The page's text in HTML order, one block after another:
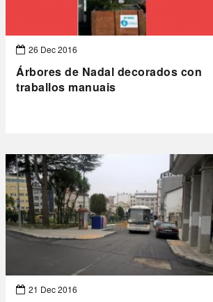
26 Dec 2016
Árbores de Nadal decorados con
traballos manuais
21 Dec 2016